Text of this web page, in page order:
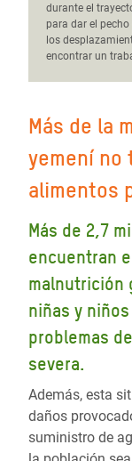
durante el
para dar el
los
encontrar un
Más de la
yemení
alimentos
Más de 2,7
encuentran
malnutrición
niñas y
problemas
severa.
Además, esta
daños
suministro de